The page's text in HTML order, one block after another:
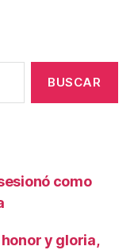
como
y gloria,